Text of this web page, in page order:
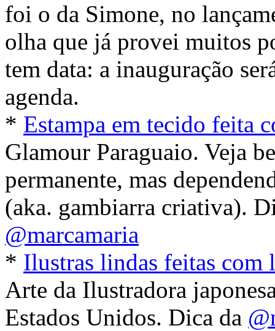
foi o da Simone, no
olha que já provei muitos
tem data: a inauguração
agenda.
* Estampa em tecido feita
Glamour Paraguaio. Veja
permanente, mas
(aka. gambiarra criativa).
@marcamaria
* Ilustras lindas feitas com
Arte da Ilustradora
Estados Unidos. Dica da